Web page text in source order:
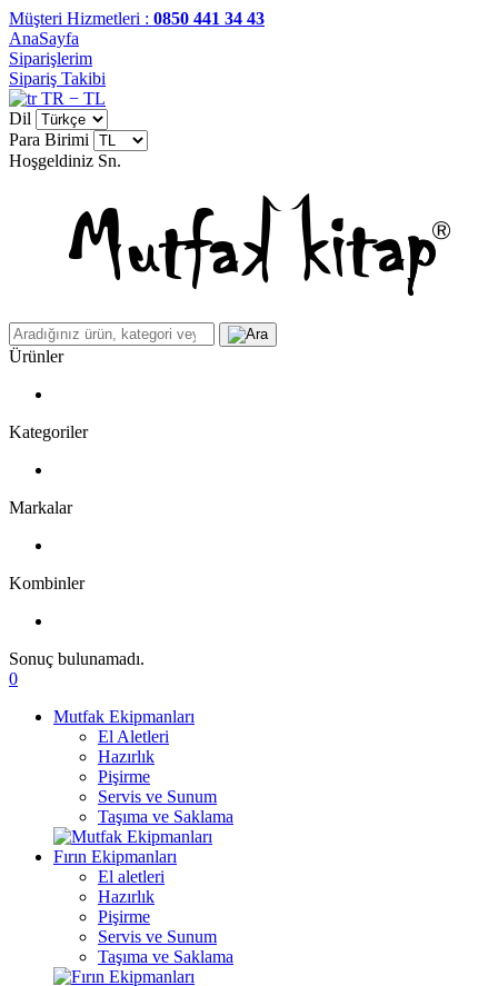
Müşteri Hizmetleri : 0850 441 34 43
AnaSayfa
Siparişlerim
Sipariş Takibi
TR − TL
Dil
Para Birimi
Hoşgeldiniz Sn.
Ürünler
Kategoriler
Markalar
Kombinler
Sonuç bulunamadı.
0
Mutfak Ekipmanları
El Aletleri
Hazırlık
Pişirme
Servis ve Sunum
Taşıma ve Saklama
Fırın Ekipmanları
El aletleri
Hazırlık
Pişirme
Servis ve Sunum
Taşıma ve Saklama